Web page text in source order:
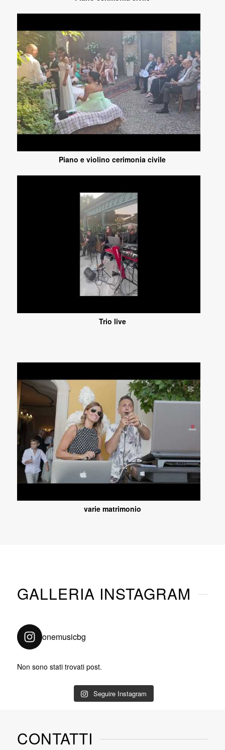
Piano e violino cerimonia civile
Trio live
varie matrimonio
GALLERIA INSTAGRAM
onemusicbg
Non sono stati trovati post.
Seguire Instagram
CONTATTI